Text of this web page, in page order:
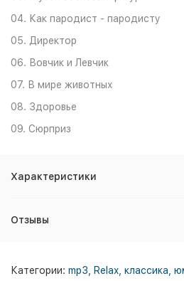
04. Как пародист - пародисту
05. Директор
06. Вовчик и Левчик
07. В мире животных
08. Здоровье
09. Сюрприз
Характеристики
Отзывы
Категории: mp3 Relax, классика,